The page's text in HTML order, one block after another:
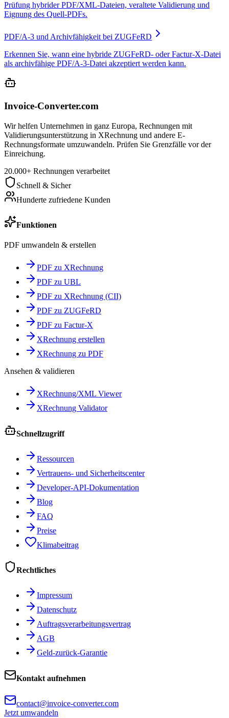
Prüfung hybrider PDF/XML-Dateien, veraltete Validierung und
Eignung des Quell-PDFs.
PDF/A-3 und Archivfähigkeit bei ZUGFeRD
Erkennen Sie, wann eine hybride ZUGFeRD- oder Factur-X-Datei
als archivfähige PDF/A-3-Datei akzeptiert werden kann.
Invoice-Converter.com
Wir helfen Unternehmen in ganz Europa, Rechnungen mit
Validierungsunterstützung in XRechnung und andere E-
Rechnungsformate umzuwandeln. Prüfen Sie Grenzfälle vor der
Einreichung.
20.000+ Rechnungen verarbeitet
Schnell & Sicher
Hunderte zufriedene Kunden
Funktionen
PDF umwandeln & erstellen
PDF zu XRechnung
PDF zu UBL
PDF zu XRechnung (CII)
PDF zu ZUGFeRD
PDF zu Factur-X
XRechnung erstellen
XRechnung zu PDF
Ansehen & validieren
XRechnung/XML Viewer
XRechnung Validator
Schnellzugriff
Ressourcen
Vertrauens- und Sicherheitscenter
Developer-API-Dokumentation
Blog
FAQ
Preise
Klimabeitrag
Rechtliches
Impressum
Datenschutz
Auftragsverarbeitungsvertrag
AGB
Geld-zurück-Garantie
Kontakt aufnehmen
contact@invoice-converter.com
Jetzt umwandeln